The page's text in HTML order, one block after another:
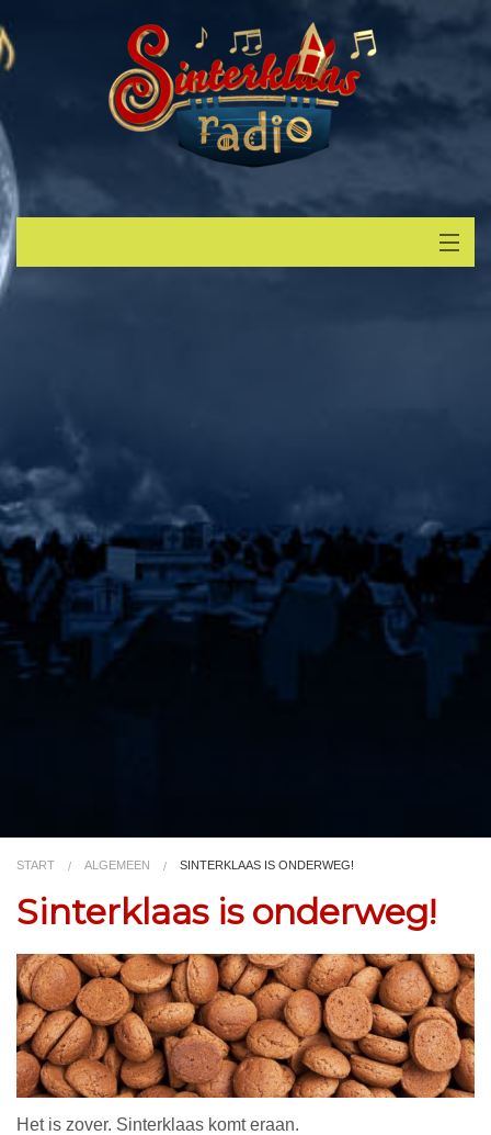
Verzoek
Video
Kleurplaat
TV
START ALGEMEEN SINTERKLAAS IS ONDERWEG!
Sinterklaas is onderweg!
Het is zover. Sinterklaas komt eraan.